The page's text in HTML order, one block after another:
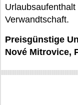
Verwandtschaft.
Preisgünstige
Nové Mitrovice,